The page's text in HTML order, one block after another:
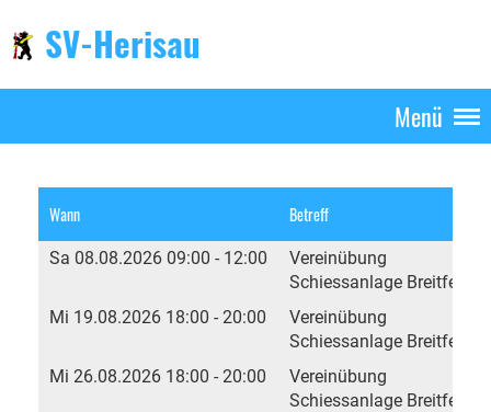
SV-Herisau
Menü
Wann Betreff
Sa 08.08.2026 09:00 - 12:00
Vereinübung
Schiessanlage Breitfeld,
Mi 19.08.2026 18:00 - 20:00
Vereinübung
Schiessanlage Breitfeld,
Mi 26.08.2026 18:00 - 20:00
Vereinübung
Schiessanlage Breitfeld,